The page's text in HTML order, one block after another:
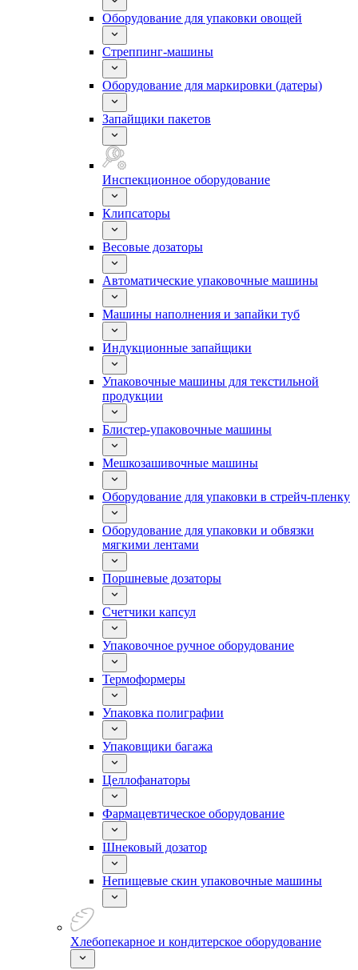
Оборудование для упаковки овощей
Стреппинг-машины
Оборудование для маркировки (датеры)
Запайщики пакетов
Инспекционное оборудование
Клипсаторы
Весовые дозаторы
Автоматические упаковочные машины
Машины наполнения и запайки туб
Индукционные запайщики
Упаковочные машины для текстильной
продукции
Блистер-упаковочные машины
Мешкозашивочные машины
Оборудование для упаковки в стрейч-пленку
Оборудование для упаковки и обвязки
мягкими лентами
Поршневые дозаторы
Счетчики капсул
Упаковочное ручное оборудование
Термоформеры
Упаковка полиграфии
Упаковщики багажа
Целлофанаторы
Фармацевтическое оборудование
Шнековый дозатор
Непищевые скин упаковочные машины
Хлебопекарное и кондитерское оборудование